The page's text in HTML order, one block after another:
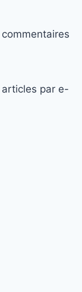
par e-